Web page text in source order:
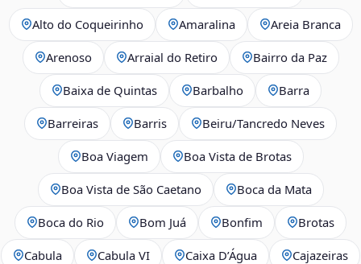
Alto do Coqueirinho Amaralina Areia Branca
Arenoso Arraial do Retiro Bairro da Paz
Baixa de Quintas Barbalho Barra
Barreiras Barris Beiru/Tancredo Neves
Boa Viagem Boa Vista de Brotas
Boa Vista de São Caetano Boca da Mata
Boca do Rio Bom Juá Bonfim Brotas
Cabula Cabula VI Caixa D’Água Cajazeiras